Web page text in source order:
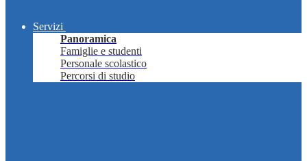
Servizi
Panoramica
Famiglie e studenti
Personale scolastico
Percorsi di studio